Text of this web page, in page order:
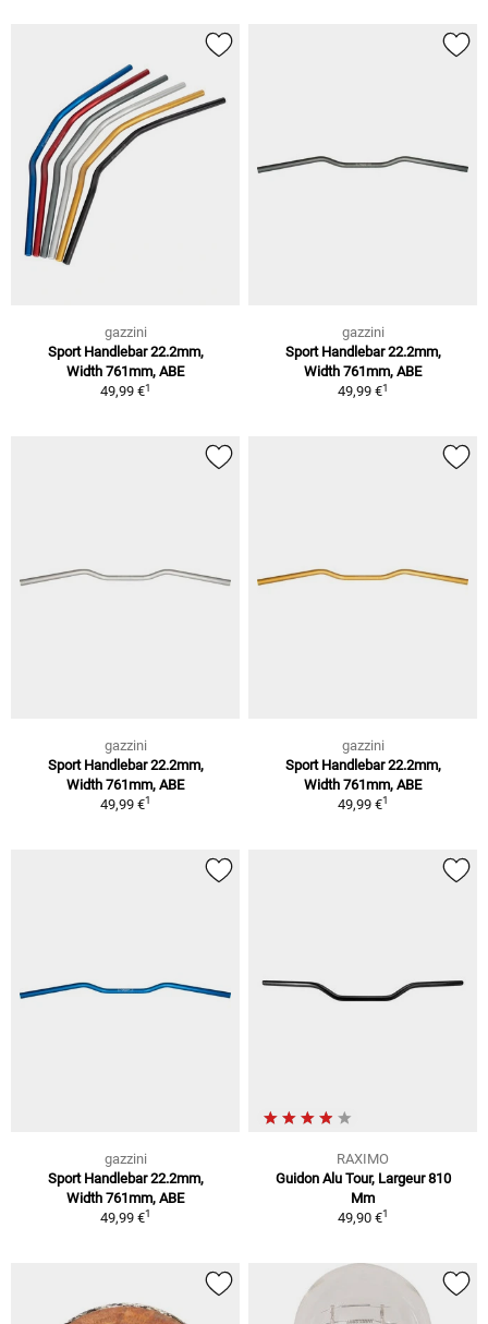
gazzini
Sport Handlebar 22.2mm,
Width 761mm, ABE
49,99 €1
gazzini
Sport Handlebar 22.2mm,
Width 761mm, ABE
49,99 €1
gazzini
Sport Handlebar 22.2mm,
Width 761mm, ABE
49,99 €1
gazzini
Sport Handlebar 22.2mm,
Width 761mm, ABE
49,99 €1
gazzini
Sport Handlebar 22.2mm,
Width 761mm, ABE
49,99 €1
RAXIMO
Guidon Alu Tour, Largeur 810
Mm
49,90 €1